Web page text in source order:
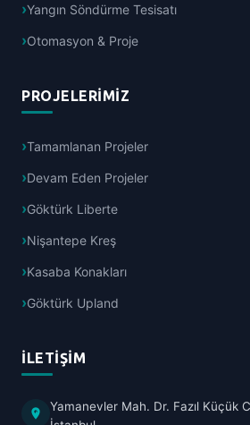
Yangın Söndürme Tesisatı
Otomasyon & Proje
PROJELERIMIZ
Tamamlanan Projeler
Devam Eden Projeler
Göktürk Liberte
Nişantepe Kreş
Kasaba Konakları
Göktürk Upland
İLETIŞIM
Yamanevler Mah. Dr. Fazıl Küçük